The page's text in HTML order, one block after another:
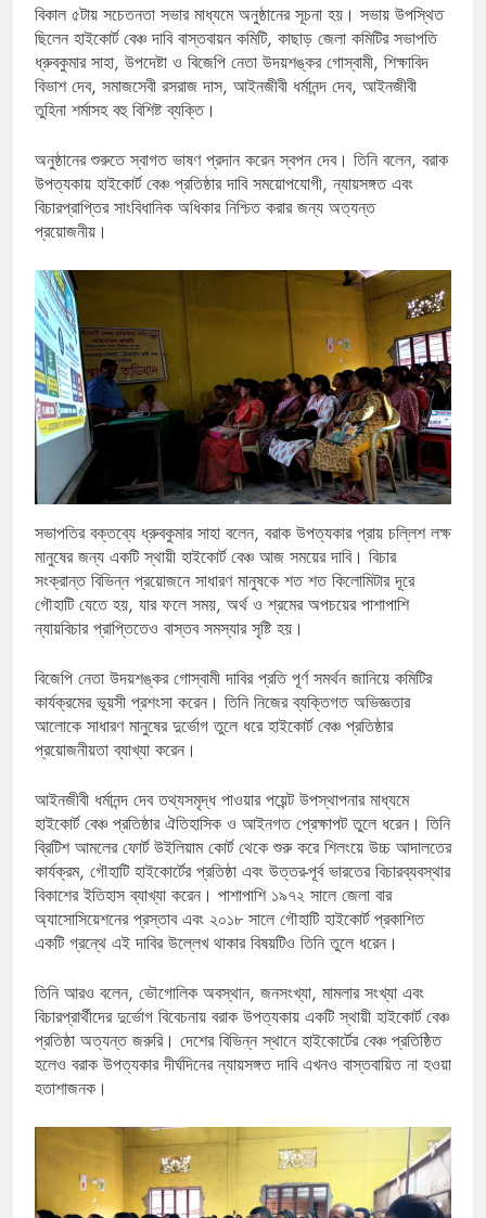
বিকাল ৫টায় সচেতনতা সভার মাধ্যমে অনুষ্ঠানের সূচনা হয়। সভায় উপস্থিত
ছিলেন হাইকোর্ট বেঞ্চ দাবি বাস্তবায়ন কমিটি, কাছাড় জেলা কমিটির সভাপতি
ধ্রুবকুমার সাহা, উপদেষ্টা ও বিজেপি নেতা উদয়শঙ্কর গোস্বামী, শিক্ষাবিদ
বিভাশ দেব, সমাজসেবী রসরাজ দাস, আইনজীবী ধর্মানন্দ দেব, আইনজীবী
তুহিনা শর্মাসহ বহু বিশিষ্ট ব্যক্তি।
অনুষ্ঠানের শুরুতে স্বাগত ভাষণ প্রদান করেন স্বপন দেব। তিনি বলেন, বরাক
উপত্যকায় হাইকোর্ট বেঞ্চ প্রতিষ্ঠার দাবি সময়োপযোগী, ন্যায়সঙ্গত এবং
বিচারপ্রাপ্তির সাংবিধানিক অধিকার নিশ্চিত করার জন্য অত্যন্ত
প্রয়োজনীয়।
সভাপতির বক্তব্যে ধ্রুবকুমার সাহা বলেন, বরাক উপত্যকার প্রায় চল্লিশ লক্ষ
মানুষের জন্য একটি স্থায়ী হাইকোর্ট বেঞ্চ আজ সময়ের দাবি। বিচার
সংক্রান্ত বিভিন্ন প্রয়োজনে সাধারণ মানুষকে শত শত কিলোমিটার দূরে
গৌহাটি যেতে হয়, যার ফলে সময়, অর্থ ও শ্রমের অপচয়ের পাশাপাশি
ন্যায়বিচার প্রাপ্তিতেও বাস্তব সমস্যার সৃষ্টি হয়।
বিজেপি নেতা উদয়শঙ্কর গোস্বামী দাবির প্রতি পূর্ণ সমর্থন জানিয়ে কমিটির
কার্যক্রমের ভূয়সী প্রশংসা করেন। তিনি নিজের ব্যক্তিগত অভিজ্ঞতার
আলোকে সাধারণ মানুষের দুর্ভোগ তুলে ধরে হাইকোর্ট বেঞ্চ প্রতিষ্ঠার
প্রয়োজনীয়তা ব্যাখ্যা করেন।
আইনজীবী ধর্মানন্দ দেব তথ্যসমৃদ্ধ পাওয়ার পয়েন্ট উপস্থাপনার মাধ্যমে
হাইকোর্ট বেঞ্চ প্রতিষ্ঠার ঐতিহাসিক ও আইনগত প্রেক্ষাপট তুলে ধরেন। তিনি
ব্রিটিশ আমলের ফোর্ট উইলিয়াম কোর্ট থেকে শুরু করে শিলংয়ে উচ্চ আদালতের
কার্যক্রম, গৌহাটি হাইকোর্টের প্রতিষ্ঠা এবং উত্তর-পূর্ব ভারতের বিচারব্যবস্থার
বিকাশের ইতিহাস ব্যাখ্যা করেন। পাশাপাশি ১৯৭২ সালে জেলা বার
অ্যাসোসিয়েশনের প্রস্তাব এবং ২০১৮ সালে গৌহাটি হাইকোর্ট প্রকাশিত
একটি গ্রন্থে এই দাবির উল্লেখ থাকার বিষয়টিও তিনি তুলে ধরেন।
তিনি আরও বলেন, ভৌগোলিক অবস্থান, জনসংখ্যা, মামলার সংখ্যা এবং
বিচারপ্রার্থীদের দুর্ভোগ বিবেচনায় বরাক উপত্যকায় একটি স্থায়ী হাইকোর্ট বেঞ্চ
প্রতিষ্ঠা অত্যন্ত জরুরি। দেশের বিভিন্ন স্থানে হাইকোর্টের বেঞ্চ প্রতিষ্ঠিত
হলেও বরাক উপত্যকার দীর্ঘদিনের ন্যায়সঙ্গত দাবি এখনও বাস্তবায়িত না হওয়া
হতাশাজনক।